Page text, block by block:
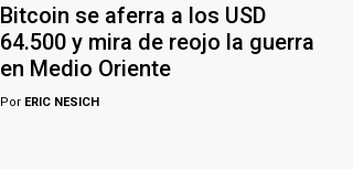
Bitcoin se aferra a los USD
64.500 y mira de reojo la guerra
en Medio Oriente
PorERIC NESICH